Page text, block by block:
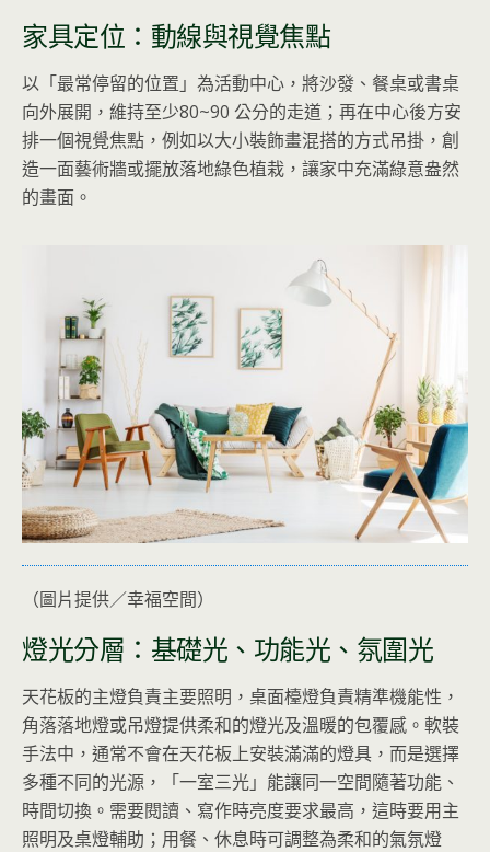
家具定位：動線與視覺焦點
以「最常停留的位置」為活動中心，將沙發、餐桌或書桌
向外展開，維持至少80~90 公分的走道；再在中心後方安
排一個視覺焦點，例如以大小裝飾畫混搭的方式吊掛，創
造一面藝術牆或擺放落地綠色植栽，讓家中充滿綠意盎然
的畫面。
（圖片提供／幸福空間）
燈光分層：基礎光、功能光、氛圍光
天花板的主燈負責主要照明，桌面檯燈負責精準機能性，
角落落地燈或吊燈提供柔和的燈光及溫暖的包覆感。軟裝
手法中，通常不會在天花板上安裝滿滿的燈具，而是選擇
多種不同的光源，「一室三光」能讓同一空間隨著功能、
時間切換。需要閱讀、寫作時亮度要求最高，這時要用主
照明及桌燈輔助；用餐、休息時可調整為柔和的氣氛燈